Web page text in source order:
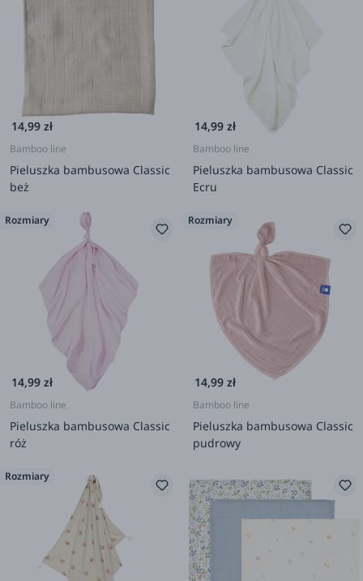
14,99 zł
Bamboo line
Pieluszka bambusowa Classic
beż
14,99 zł
Bamboo line
Pieluszka bambusowa Classic
Ecru
Rozmiary
14,99 zł
Bamboo line
Pieluszka bambusowa Classic
róż
Rozmiary
14,99 zł
Bamboo line
Pieluszka bambusowa Classic
pudrowy
Rozmiary